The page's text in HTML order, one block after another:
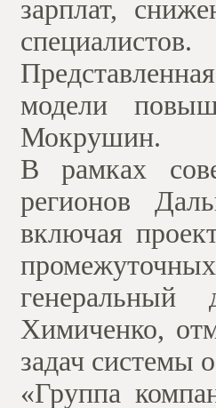
зарплат,
модели
Мокрушин.
В рамках
регионов
включая
промежуточных
Химиченко,
задач системы
«Группа